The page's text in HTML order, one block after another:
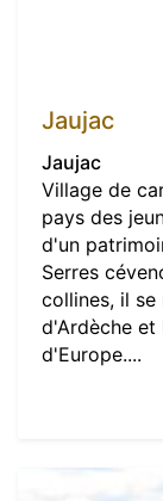
Jaujac
Jaujac
Village de
pays des
d'un
Serres
collines, il se
d'Ardèche et
d'Europe....